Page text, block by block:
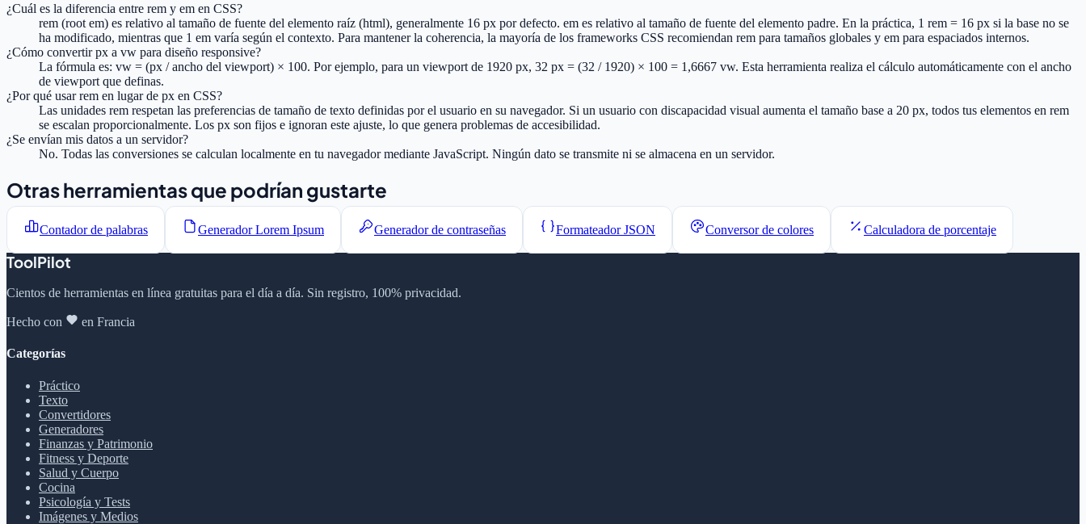
¿Cuál es la diferencia entre rem y em en CSS?
rem (root em) es relativo al tamaño de fuente del elemento raíz (html), generalmente 16 px por defecto. em es relativo al tamaño de fuente del elemento padre. En la práctica, 1 rem = 16 px si la base no se
ha modificado, mientras que 1 em varía según el contexto. Para mantener la coherencia, la mayoría de los frameworks CSS recomiendan rem para tamaños globales y em para espaciados internos.
¿Cómo convertir px a vw para diseño responsive?
La fórmula es: vw = (px / ancho del viewport) × 100. Por ejemplo, para un viewport de 1920 px, 32 px = (32 / 1920) × 100 = 1,6667 vw. Esta herramienta realiza el cálculo automáticamente con el ancho
de viewport que definas.
¿Por qué usar rem en lugar de px en CSS?
Las unidades rem respetan las preferencias de tamaño de texto definidas por el usuario en su navegador. Si un usuario con discapacidad visual aumenta el tamaño base a 20 px, todos tus elementos en rem
se escalan proporcionalmente. Los px son fijos e ignoran este ajuste, lo que genera problemas de accesibilidad.
¿Se envían mis datos a un servidor?
No. Todas las conversiones se calculan localmente en tu navegador mediante JavaScript. Ningún dato se transmite ni se almacena en un servidor.
Otras herramientas que podrían gustarte
Contador de palabras Generador Lorem Ipsum Generador de contraseñas Formateador JSON Conversor de colores Calculadora de porcentaje
ToolPilot
Cientos de herramientas en línea gratuitas para el día a día. Sin registro, 100% privacidad.
Hecho con en Francia
Categorías
Práctico
Texto
Convertidores
Generadores
Finanzas y Patrimonio
Fitness y Deporte
Salud y Cuerpo
Cocina
Psicología y Tests
Imágenes y Medios